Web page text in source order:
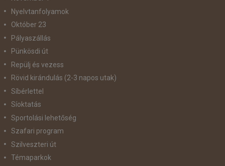
Nyelvtanfolyamok
Október 23
Pályaszállás
Pünkösdi út
Repülj és vezess
Rövid kirándulás (2-3 napos utak)
Síbérlettel
Síoktatás
Sportolási lehetőség
Szafari program
Szilveszteri út
Témaparkok